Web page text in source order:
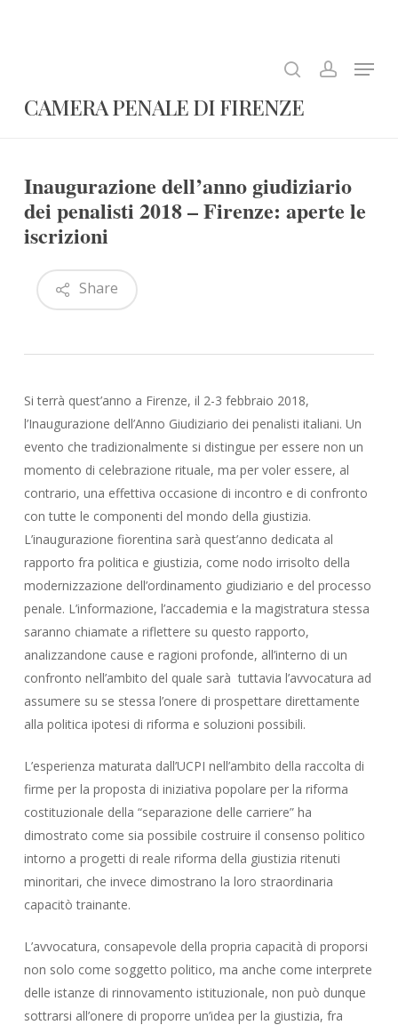
CAMERA PENALE DI FIRENZE
Menu
Inaugurazione dell’anno giudiziario
dei penalisti 2018 – Firenze: aperte le
iscrizioni
Share
Si terrà quest’anno a Firenze, il 2-3 febbraio 2018,
l’Inaugurazione dell’Anno Giudiziario dei penalisti italiani. Un
evento che tradizionalmente si distingue per essere non un
momento di celebrazione rituale, ma per voler essere, al
contrario, una effettiva occasione di incontro e di confronto
con tutte le componenti del mondo della giustizia.
L’inaugurazione fiorentina sarà quest’anno dedicata al
rapporto fra politica e giustizia, come nodo irrisolto della
modernizzazione dell’ordinamento giudiziario e del processo
penale. L’informazione, l’accademia e la magistratura stessa
saranno chiamate a riflettere su questo rapporto,
analizzandone cause e ragioni profonde, all’interno di un
confronto nell’ambito del quale sarà tuttavia l’avvocatura ad
assumere su se stessa l’onere di prospettare direttamente
alla politica ipotesi di riforma e soluzioni possibili.
L’esperienza maturata dall’UCPI nell’ambito della raccolta di
firme per la proposta di iniziativa popolare per la riforma
costituzionale della “separazione delle carriere” ha
dimostrato come sia possibile costruire il consenso politico
intorno a progetti di reale riforma della giustizia ritenuti
minoritari, che invece dimostrano la loro straordinaria
capacitò trainante.
L’avvocatura, consapevole della propria capacità di proporsi
non solo come soggetto politico, ma anche come interprete
delle istanze di rinnovamento istituzionale, non può dunque
sottrarsi all’onere di proporre un’idea per la giustizia, fra
Menu